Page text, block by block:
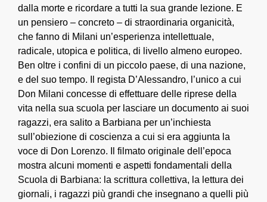
dalla morte e ricordare a tutti la sua grande lezione. E
un pensiero – concreto – di straordinaria organicità,
che fanno di Milani un’esperienza intellettuale,
radicale, utopica e politica, di livello almeno europeo.
Ben oltre i confini di un piccolo paese, di una nazione,
e del suo tempo. Il regista D’Alessandro, l’unico a cui
Don Milani concesse di effettuare delle riprese della
vita nella sua scuola per lasciare un documento ai suoi
ragazzi, era salito a Barbiana per un’inchiesta
sull’obiezione di coscienza a cui si era aggiunta la
voce di Don Lorenzo. Il filmato originale dell’epoca
mostra alcuni momenti e aspetti fondamentali della
Scuola di Barbiana: la scrittura collettiva, la lettura dei
giornali, i ragazzi più grandi che insegnano a quelli più